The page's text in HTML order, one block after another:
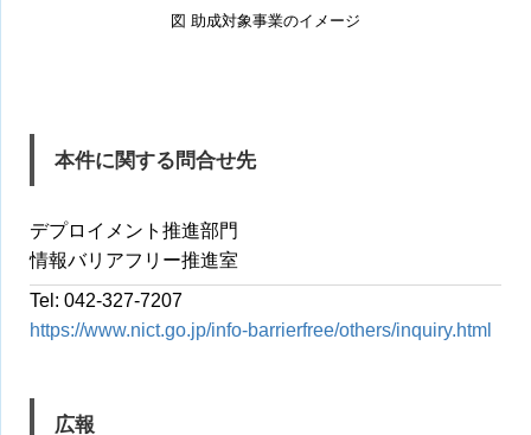
図 助成対象事業のイメージ
本件に関する問合せ先
デプロイメント推進部門
情報バリアフリー推進室
Tel: 042-327-7207
https://www.nict.go.jp/info-barrierfree/others/inquiry.html
広報